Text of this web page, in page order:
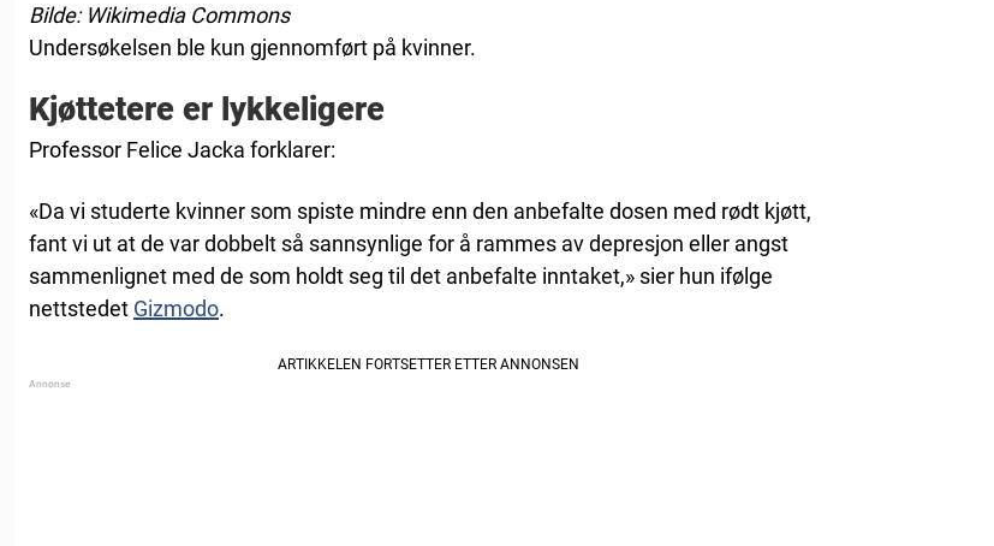
Bilde: Wikimedia Commons
Undersøkelsen ble kun gjennomført på kvinner.
Kjøttetere er lykkeligere
Professor Felice Jacka forklarer:
«Da vi studerte kvinner som spiste mindre enn den anbefalte dosen med rødt kjøtt,
fant vi ut at de var dobbelt så sannsynlige for å rammes av depresjon eller angst
sammenlignet med de som holdt seg til det anbefalte inntaket,» sier hun ifølge
nettstedet Gizmodo.